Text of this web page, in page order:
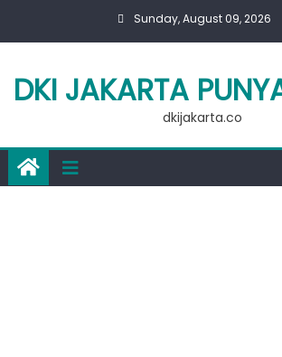
Sunday, August 09, 2026
DKI JAKARTA
dkijakarta.co